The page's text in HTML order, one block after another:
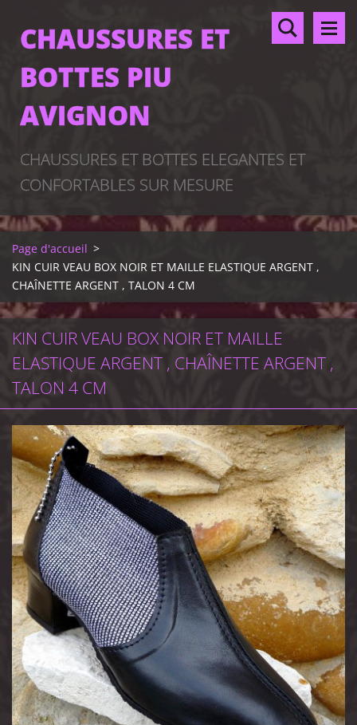
CHAUSSURES ET
BOTTES PIU
AVIGNON
CHAUSSURES ET BOTTES ELEGANTES ET
CONFORTABLES SUR MESURE
Page d'accueil >
KIN CUIR VEAU BOX NOIR ET MAILLE ELASTIQUE ARGENT ,
CHAÎNETTE ARGENT , TALON 4 CM
KIN CUIR VEAU BOX NOIR ET MAILLE
ELASTIQUE ARGENT , CHAÎNETTE ARGENT ,
TALON 4 CM